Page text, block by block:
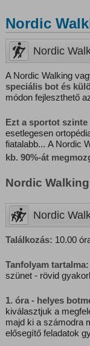
Nordic
Nordic
A Nordic Walking
speciális bot és
módon fejleszthető
Ezt a sportot szinte
esetlegesen
fiatalabb... A Nordic
kb. 90%-át
Nordic
Nordic
Találkozás: 10.00
Tanfolyam tartalma:
szünet - rövid
1. óra - helyes
kiválasztjuk a
majd ki a számodra
elősegítő feladatok